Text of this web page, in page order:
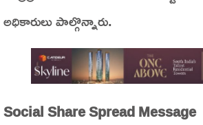
అధికారులు పాల్గొన్నారు.
Social Share Spread Message